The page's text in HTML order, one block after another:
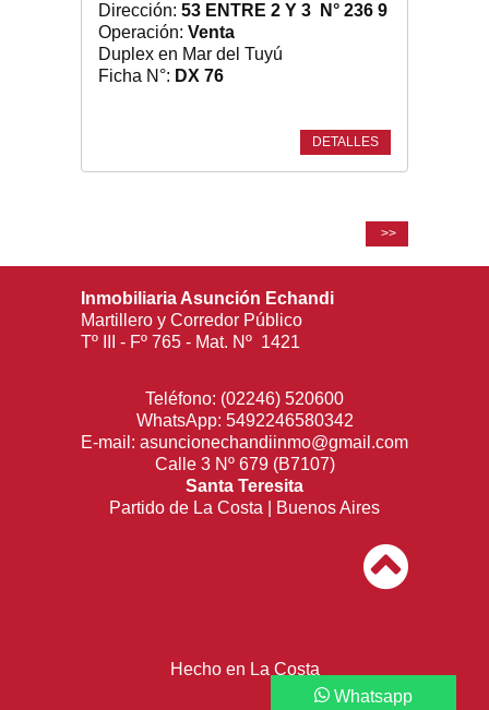
Dirección: 53 ENTRE 2 Y 3 N° 236 9
Operación: Venta
Duplex en Mar del Tuyú
Ficha N°: DX 76
DETALLES
>>
Whatsapp
Inmobiliaria Asunción Echandi
Martillero y Corredor Público
Tº III - Fº 765 - Mat. Nº 1421
Teléfono: (02246) 520600
WhatsApp: 5492246580342
E-mail: asuncionechandiinmo@gmail.com
Calle 3 Nº 679 (B7107)
Santa Teresita
Partido de La Costa | Buenos Aires
Hecho en La Costa